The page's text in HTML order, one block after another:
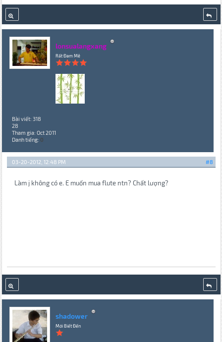
lonsualangxang
Rất Đam Mê
Bài viết: 318
28
Tham gia: Oct 2011
Danh tiếng: 0
#8
03-20-2012, 12:48 PM
Làm j không có e. E muốn mua flute ntn? Chất lượng?
shadower
Mới Biết Đến